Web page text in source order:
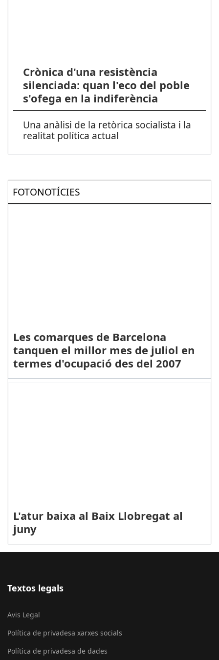
Crònica d'una resistència
silenciada: quan l'eco del poble
s'ofega en la indiferència
Una anàlisi de la retòrica socialista i la
realitat política actual
FOTONOTÍCIES
Les comarques de Barcelona
tanquen el millor mes de juliol en
termes d'ocupació des del 2007
L'atur baixa al Baix Llobregat al
juny
Textos legals
Avis Legal
Política de privadesa xarxes socials
Política de privadesa de dades